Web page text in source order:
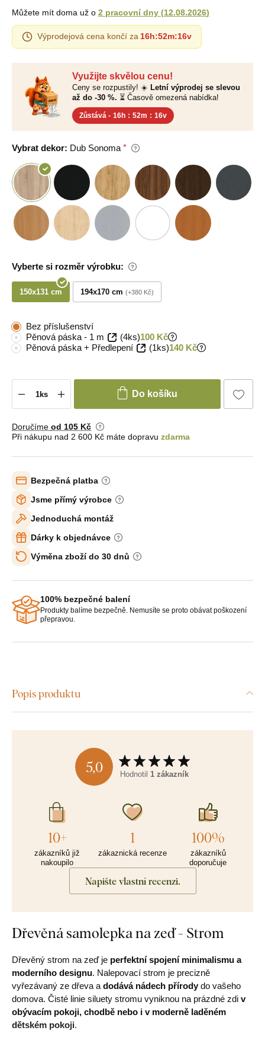
Využijte skvělou cenu!
Ceny se rozpustily! ☀️ Letní výprodej se slevou
až do -30 %. ⏳ Časově omezená nabídka!
Zůstává - 16h : 52m : 15v
Vybrat dekor: Dub Sonoma
Vyberte si rozměr výrobku:
150x131 cm 194x170 cm +380 Kč
Můžete mít doma už o 2 pracovní dny (12.08.2026)
Výprodejová cena končí za 16h:52m:15v
Bez příslušenství
Pěnová páska - 1 m
(4ks)100 Kč
Pěnová páska + Předlepení
(1ks)140 Kč
Do košíku
Doručíme od 105 Kč
Při nákupu nad 2 600 Kč máte dopravu zdarma
Bezpečná platba
Jsme přímý výrobce
Jednoduchá montáž
Dárky k objednávce
Výměna zboží do 30 dnů
100% bezpečné balení
Produkty balíme bezpečně. Nemusíte se proto obávat poškození
přepravou.
Popis produktu
5,0 Hodnotil 1 zákazník
10+
zákazníků již
nakoupilo
1
zákaznická recenze
100%
zákazníků
doporučuje
Napište vlastní recenzi.
Dřevěná samolepka na zeď - Strom
Dřevěný strom na zeď je perfektní spojení minimalismu a
moderního designu. Nalepovací strom je precizně
vyřezávaný ze dřeva a dodává nádech přírody do vašeho
domova. Čisté linie siluety stromu vyniknou na prázdné zdi v
obývacím pokoji, chodbě nebo i v moderně laděném
dětském pokoji.